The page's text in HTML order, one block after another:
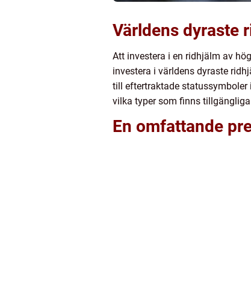
Världens dyraste
Att investera i en ridhjälm av
investera i världens dyraste
till eftertraktade
vilka typer som finns
En omfattande